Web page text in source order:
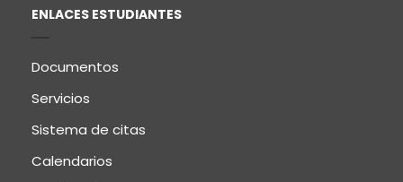
ENLACES ESTUDIANTES
Documentos
Servicios
Sistema de citas
Calendarios